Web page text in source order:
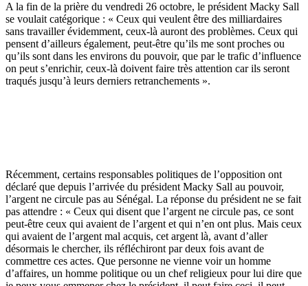
A la fin de la prière du vendredi 26 octobre, le président Macky Sall
se voulait catégorique : « Ceux qui veulent être des milliardaires
sans travailler évidemment, ceux-là auront des problèmes. Ceux qui
pensent d’ailleurs également, peut-être qu’ils me sont proches ou
qu’ils sont dans les environs du pouvoir, que par le trafic d’influence
on peut s’enrichir, ceux-là doivent faire très attention car ils seront
traqués jusqu’à leurs derniers retranchements ».
Récemment, certains responsables politiques de l’opposition ont
déclaré que depuis l’arrivée du président Macky Sall au pouvoir,
l’argent ne circule pas au Sénégal. La réponse du président ne se fait
pas attendre : « Ceux qui disent que l’argent ne circule pas, ce sont
peut-être ceux qui avaient de l’argent et qui n’en ont plus. Mais ceux
qui avaient de l’argent mal acquis, cet argent là, avant d’aller
désormais le chercher, ils réfléchiront par deux fois avant de
commettre ces actes. Que personne ne vienne voir un homme
d’affaires, un homme politique ou un chef religieux pour lui dire que